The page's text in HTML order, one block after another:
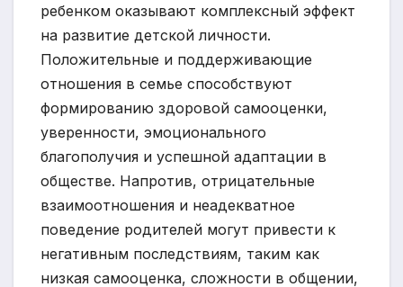
ребенком оказывают комплексный эффект
на развитие детской личности.
Положительные и поддерживающие
отношения в семье способствуют
формированию здоровой самооценки,
уверенности, эмоционального
благополучия и успешной адаптации в
обществе. Напротив, отрицательные
взаимоотношения и неадекватное
поведение родителей могут привести к
негативным последствиям, таким как
низкая самооценка, сложности в общении,